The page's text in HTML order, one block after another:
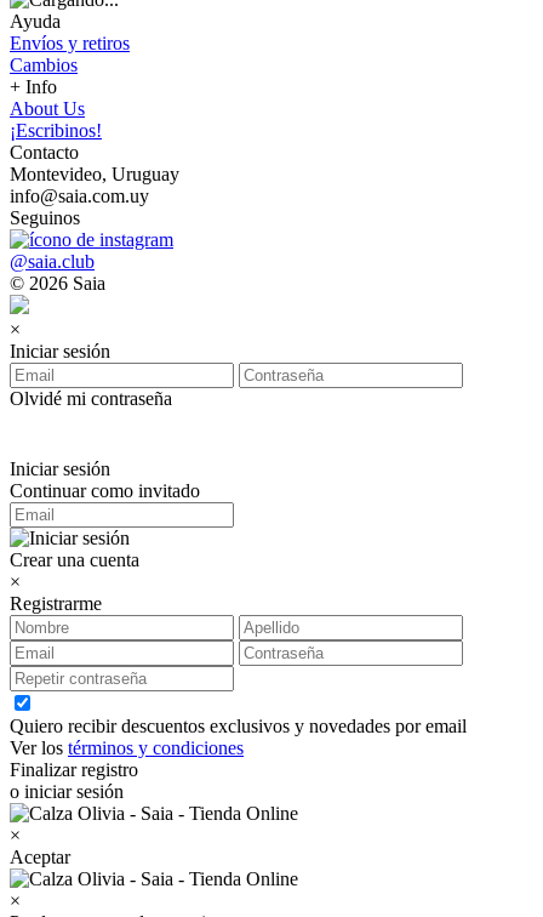
Ayuda
Envíos y retiros
Cambios
+ Info
About Us
¡Escribinos!
Contacto
Montevideo, Uruguay
info@saia.com.uy
Seguinos
@saia.club
© 2026 Saia
×
Iniciar sesión
Olvidé mi contraseña
Iniciar sesión
Continuar como invitado
Crear una cuenta
×
Registrarme
Quiero recibir descuentos exclusivos y novedades por email
Ver los términos y condiciones
Finalizar registro
o iniciar sesión
×
Aceptar
×